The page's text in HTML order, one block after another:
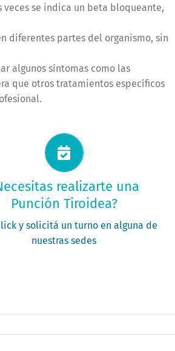
se indica un beta bloqueante,
diferentes partes del organismo, sin
algunos síntomas como las
que otros tratamientos específicos
realizarte una
Punción Tiroidea?
y solicitá un turno en alguna de
nuestras sedes
Solicitá tu turno ahora
PEDIR MI TURNO